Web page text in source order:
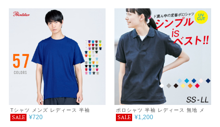
Tシャツ メンズ レディース 半袖
5.6oz ヘビーウェイトTシャツ
SALE ¥720
ポロシャツ 半袖 レディース 無地 メ
ンズ UVカット 形状安定 厚手 春 夏
SALE ¥1,200